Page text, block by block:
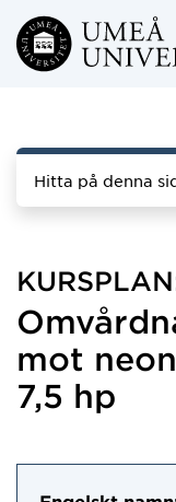
Hoppa direkt till
Hitta på denna
mot
7,5 hp